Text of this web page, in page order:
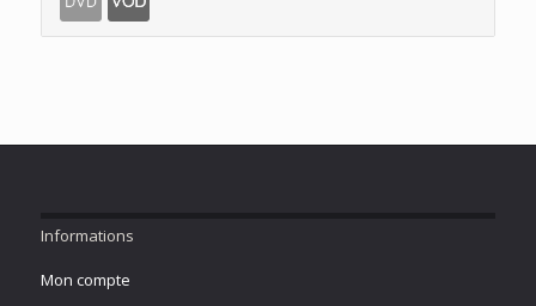
Informations
Mon compte